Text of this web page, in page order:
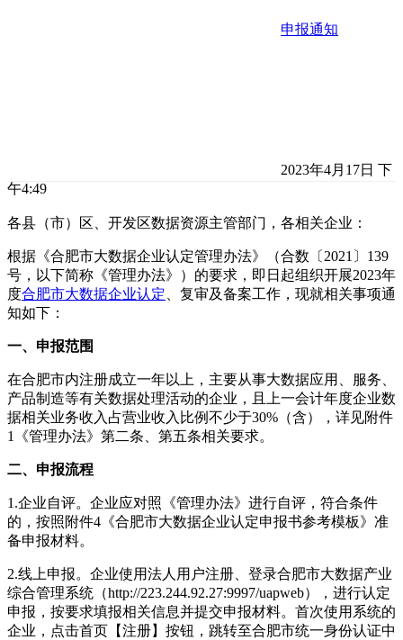
申报通知
2023年4月17日 下
午4:49
各县（市）区、开发区数据资源主管部门，各相关企业：
根据《合肥市大数据企业认定管理办法》（合数〔2021〕139
号，以下简称《管理办法》）的要求，即日起组织开展2023年
度合肥市大数据企业认定、复审及备案工作，现就相关事项通
知如下：
一、申报范围
在合肥市内注册成立一年以上，主要从事大数据应用、服务、
产品制造等有关数据处理活动的企业，且上一会计年度企业数
据相关业务收入占营业收入比例不少于30%（含），详见附件
1《管理办法》第二条、第五条相关要求。
二、申报流程
1.企业自评。企业应对照《管理办法》进行自评，符合条件
的，按照附件4《合肥市大数据企业认定申报书参考模板》准
备申报材料。
2.线上申报。企业使用法人用户注册、登录合肥市大数据产业
综合管理系统（http://223.244.92.27:9997/uapweb），进行认定
申报，按要求填报相关信息并提交申报材料。首次使用系统的
企业，点击首页【注册】按钮，跳转至合肥市统一身份认证中